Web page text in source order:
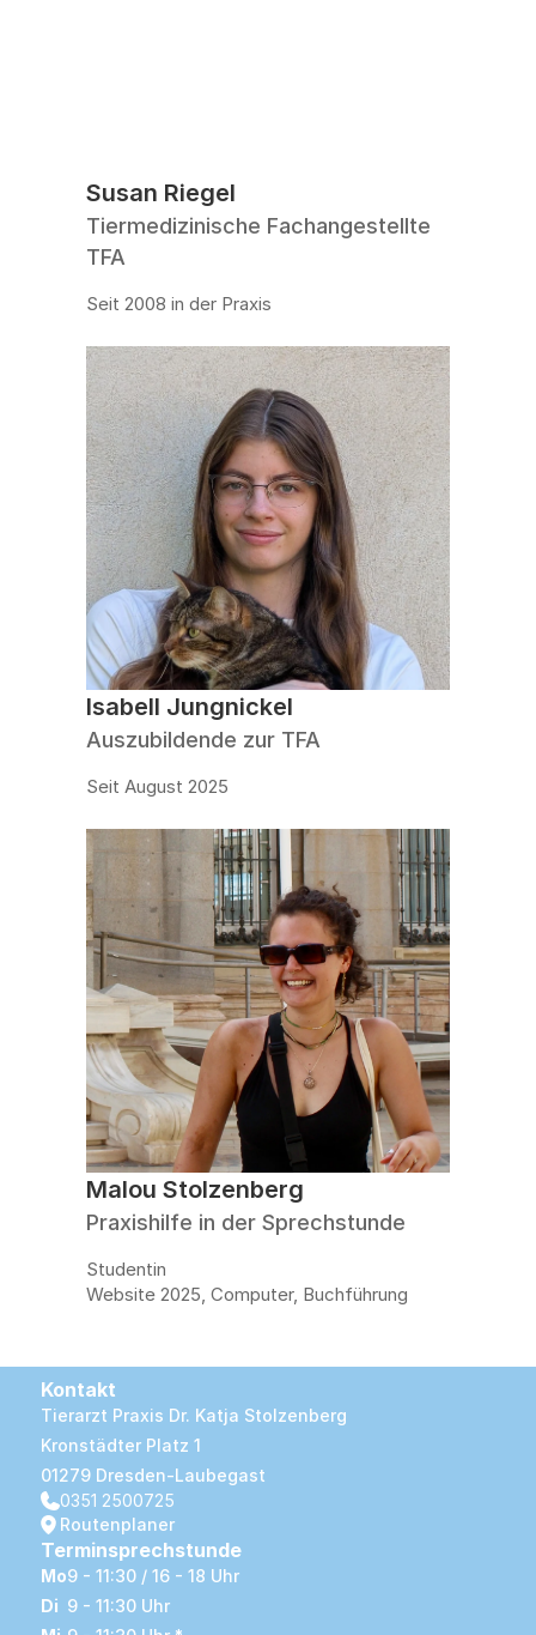
Susan Riegel
Tiermedizinische Fachangestellte
TFA
Seit 2008 in der Praxis
Isabell Jungnickel
Auszubildende zur TFA
Seit August 2025
Malou Stolzenberg
Praxishilfe in der Sprechstunde
Studentin
Website 2025, Computer, Buchführung
Kontakt
Tierarzt Praxis Dr. Katja Stolzenberg
Kronstädter Platz 1
01279 Dresden-Laubegast
0351 2500725
Routenplaner
Terminsprechstunde
Mo
Di
9 - 11:30 / 16 - 18 Uhr
9 - 11:30 Uhr